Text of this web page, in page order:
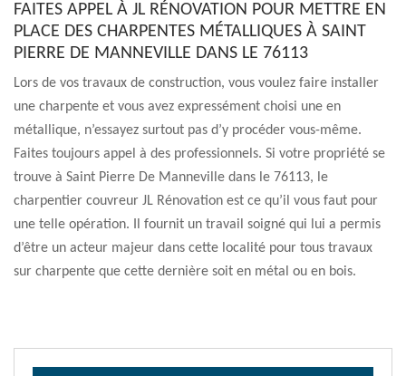
FAITES APPEL À JL RÉNOVATION POUR METTRE EN
PLACE DES CHARPENTES MÉTALLIQUES À SAINT
PIERRE DE MANNEVILLE DANS LE 76113
Lors de vos travaux de construction, vous voulez faire installer
une charpente et vous avez expressément choisi une en
métallique, n’essayez surtout pas d’y procéder vous-même.
Faites toujours appel à des professionnels. Si votre propriété se
trouve à Saint Pierre De Manneville dans le 76113, le
charpentier couvreur JL Rénovation est ce qu’il vous faut pour
une telle opération. Il fournit un travail soigné qui lui a permis
d’être un acteur majeur dans cette localité pour tous travaux
sur charpente que cette dernière soit en métal ou en bois.